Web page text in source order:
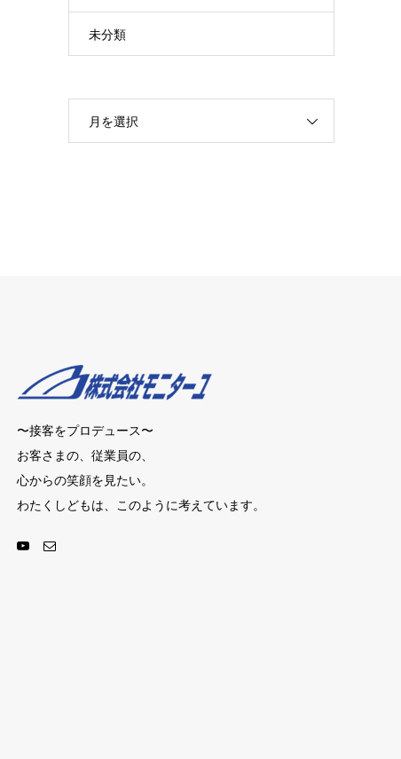
未分類
月を選択
〜接客をプロデュース〜
お客さまの、従業員の、
心からの笑顔を見たい。
わたくしどもは、このように考えています。